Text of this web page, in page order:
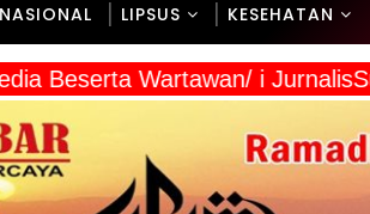
LIPSUS KESEHATAN
Beserta Wartawan/ i